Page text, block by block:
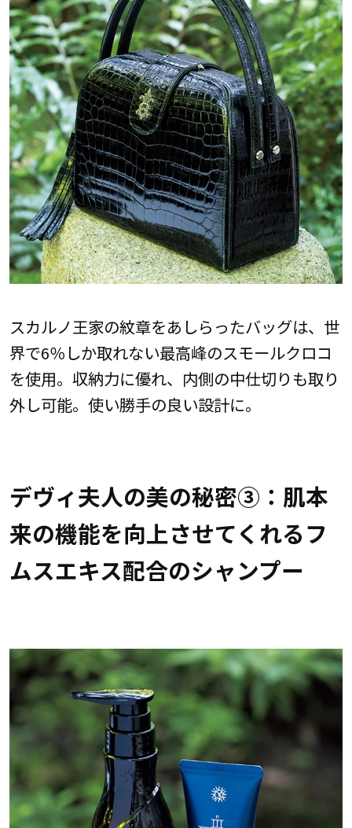
スカルノ王家の紋章をあしらったバッグは、世
界で6％しか取れない最高峰のスモールクロコ
を使用。収納力に優れ、内側の中仕切りも取り
外し可能。使い勝手の良い設計に。
デヴィ夫人の美の秘密③：肌本
来の機能を向上させてくれるフ
ムスエキス配合のシャンプー